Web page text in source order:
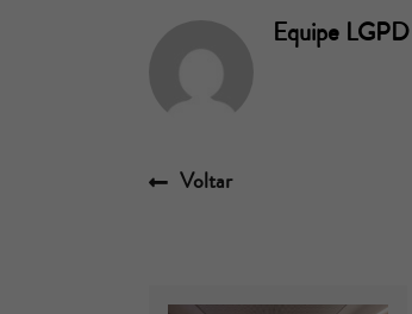
Equipe LGPD
Voltar